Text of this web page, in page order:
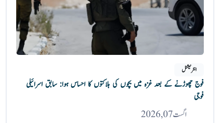
انٹرنیشنل
فوج چھوڑنے کے بعد غزہ میں بچوں کی ہلاکتوں کا احساس ہوا: سابق اسرائیلی
فوجی
اگست 07, 2026